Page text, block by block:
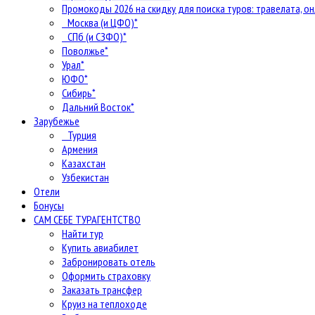
Промокоды 2026 на скидку для поиска туров: травелата,
Москва (и ЦФО)*
СПб (и СЗФО)*
Поволжье*
Урал*
ЮФО*
Сибирь*
Дальний Восток*
Зарубежье
Турция
Армения
Казахстан
Узбекистан
Отели
Бонусы
САМ СЕБЕ ТУРАГЕНТСТВО
Найти тур
Купить авиабилет
Забронировать отель
Оформить страховку
Заказать трансфер
Круиз на теплоходе